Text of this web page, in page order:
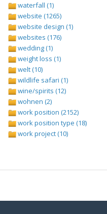
waterfall (1)
website (1265)
website design (1)
websites (176)
wedding (1)
weight loss (1)
welt (10)
wildlife safari (1)
wine/spirits (12)
wohnen (2)
work position (2152)
work position type (18)
work project (10)